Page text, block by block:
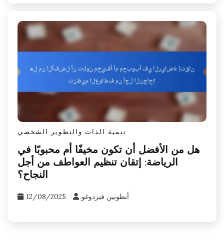
تنمية الذات والتطوير الشخصي
هل من الأفضل أن تكون مخيفًا أم محبوبًا في
الرياضة: إتقان تنظيم العواطف من أجل
النجاح؟
12/08/2025 أنطونين فيردوغو